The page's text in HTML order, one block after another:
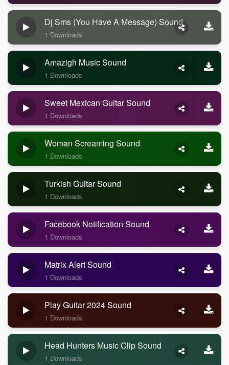
Dj Sms (you Have A Message) Sound
1 Downloads
Amazigh Music Sound
1 Downloads
Sweet Mexican Guitar Sound
1 Downloads
Woman Screaming Sound
1 Downloads
Turkish Guitar Sound
1 Downloads
Facebook Notification Sound
1 Downloads
Matrix Alert Sound
1 Downloads
Play Guitar 2024 Sound
1 Downloads
Head Hunters Music Clip Sound
1 Downloads